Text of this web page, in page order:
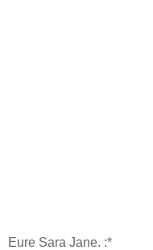
Eure Sara Jane. :*